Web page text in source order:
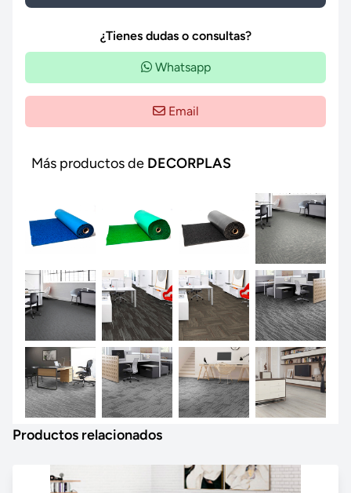
¿Tienes dudas o consultas?
Whatsapp
Email
Más productos de DECORPLAS
Productos relacionados